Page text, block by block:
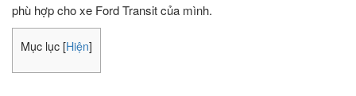
phù hợp cho xe Ford Transit của mình.
Mục lục [Hiện]